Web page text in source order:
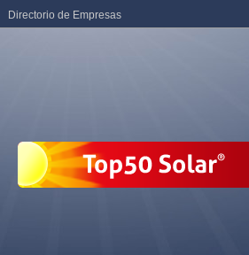
Directorio de Empresas